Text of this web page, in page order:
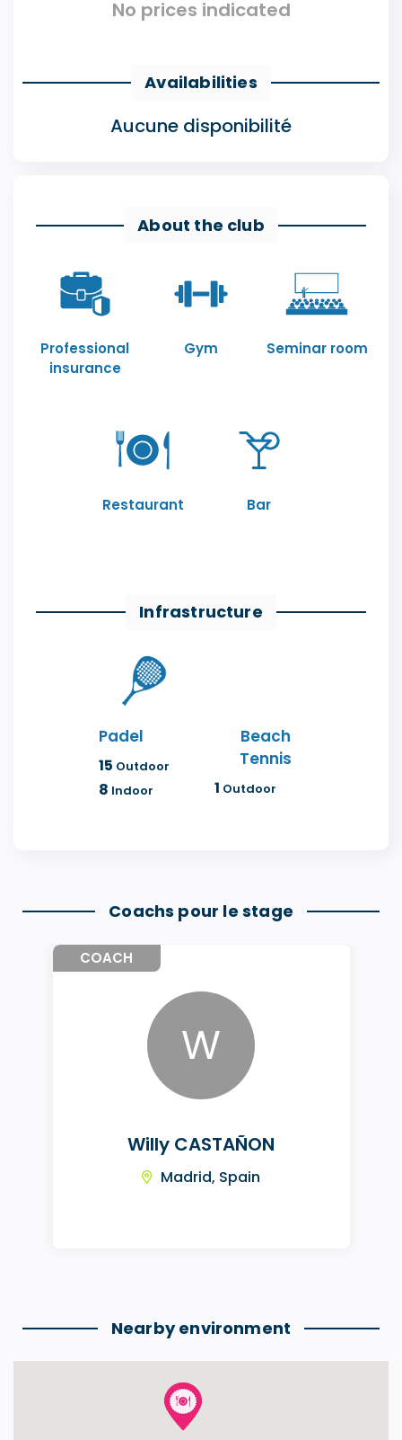
No prices indicated
Availabilities
Aucune disponibilité
About the club
Professional
insurance
Gym Seminar room
Restaurant Bar
Infrastructure
Padel
15 Outdoor
8 Indoor
Beach
Tennis
1 Outdoor
Coachs pour le stage
COACH
W
Willy CASTAÑON
Madrid, Spain
Nearby environment